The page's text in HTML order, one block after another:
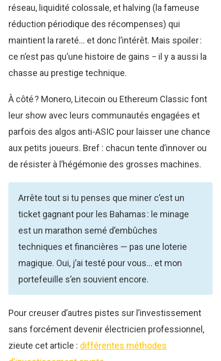
réseau, liquidité colossale, et halving (la fameuse
réduction périodique des récompenses) qui
maintient la rareté… et donc l’intérêt. Mais spoiler :
ce n’est pas qu’une histoire de gains − il y a aussi la
chasse au prestige technique.
À côté ? Monero, Litecoin ou Ethereum Classic font
leur show avec leurs communautés engagées et
parfois des algos anti-ASIC pour laisser une chance
aux petits joueurs. Bref : chacun tente d’innover ou
de résister à l’hégémonie des grosses machines.
Arrête tout si tu penses que miner c’est un
ticket gagnant pour les Bahamas : le minage
est un marathon semé d’embûches
techniques et financières — pas une loterie
magique. Oui, j’ai testé pour vous… et mon
portefeuille s’en souvient encore.
Pour creuser d’autres pistes sur l’investissement
sans forcément devenir électricien professionnel,
zieute cet article : différentes méthodes